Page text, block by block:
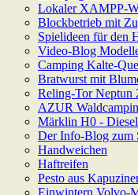
Lokaler XAMPP-
Blockbetrieb mit
Spielideen für den
Video-Blog
Camping Kalte-
Bratwurst mit
Reling-Tor Neptun
AZUR
Märklin H0 -
Der Info-Blog zum
Handweichen
Haftreifen
Pesto aus
Einwintern Volvo-